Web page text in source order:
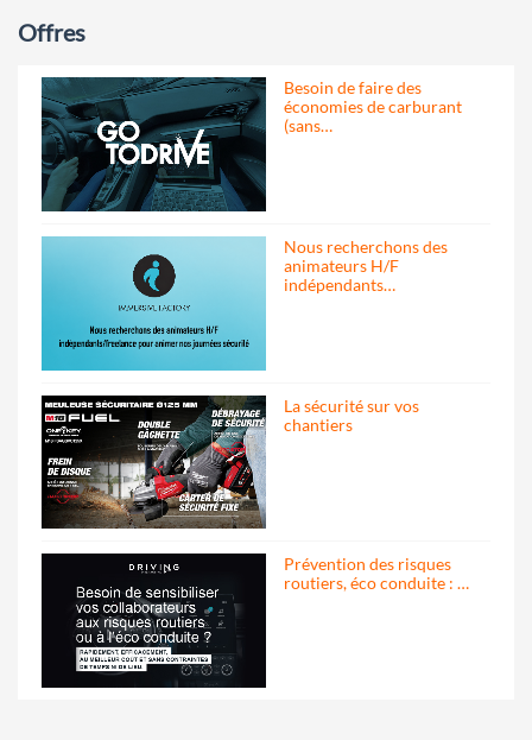
Offres
Besoin de faire des
économies de carburant
(sans…
Nous recherchons des
animateurs H/F
indépendants…
La sécurité sur vos
chantiers
Prévention des risques
routiers, éco conduite : …